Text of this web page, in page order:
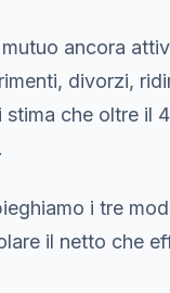
ancora
divorzi,
stima che oltre il
i tre
il netto che